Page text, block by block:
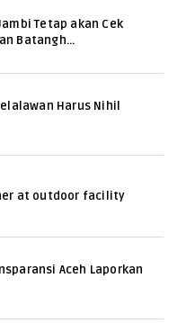
Tetap akan Cek
Batangh...
Harus Nihil
at outdoor facility
Aceh Laporkan